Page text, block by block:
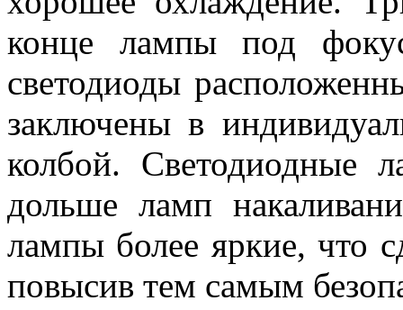
конце лампы под
светодиоды
заключены в
колбой. Светодиодные
дольше ламп
лампы более яркие, что
повысив тем самым